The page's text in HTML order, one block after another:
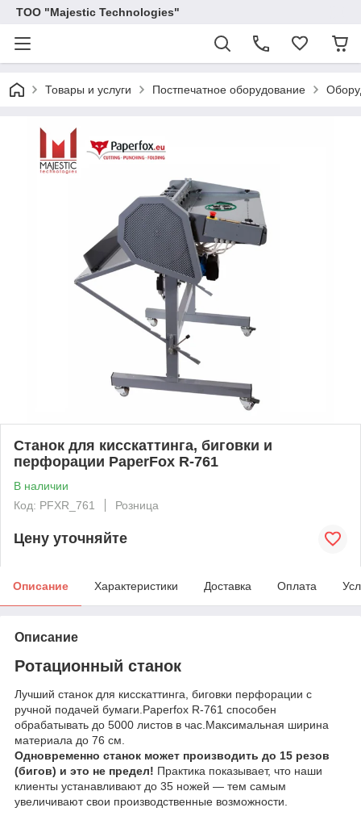
ТОО "Majestic Technologies"
Товары и услуги Постпечатное оборудование
Станок для кисскаттинга, биговки и
перфорации PaperFox R-761
В наличии
Код: PFXR_761
Розница
Цену уточняйте
Описание Характеристики Доставка Оплата
Описание
Ротационный станок
Лучший станок для кисскаттинга, биговки перфорации с
ручной подачей бумаги.Paperfox R-761 способен
обрабатывать до 5000 листов в час.Максимальная ширина
материала до 76 см.
Одновременно станок может производить до 15 резов
(бигов) и это не предел! Практика показывает, что наши
клиенты устанавливают до 35 ножей — тем самым
увеличивают свои производственные возможности.